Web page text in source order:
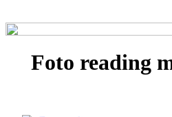
Foto reading